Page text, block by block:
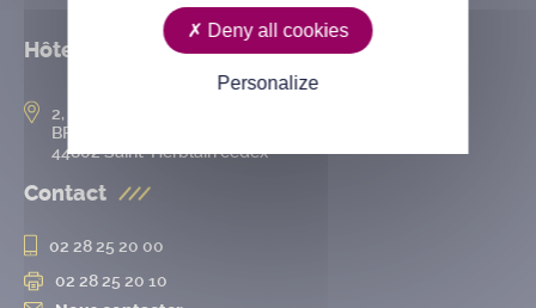
Hôtel de ville
2, rue de l’Hôtel-de-Ville
BP 50167
44802 Saint-Herblain cedex
Contact
02 28 25 20 00
02 28 25 20 10
Deny all cookies
Personalize